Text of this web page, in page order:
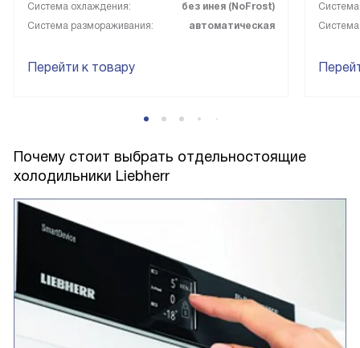
Система охлаждения:
без инея (NoFrost)
Система размораживания:
автоматическая
Перейти к товару
Почему стоит выбрать отдельностоящие
холодильники Liebherr